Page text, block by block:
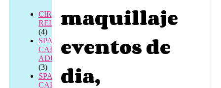
maquillaje
eventos de
dia,
CIRCUITOS
RELAX
(4)
SPA
CAPILAR
ADULTOS
(3)
SPA
CAPILAR